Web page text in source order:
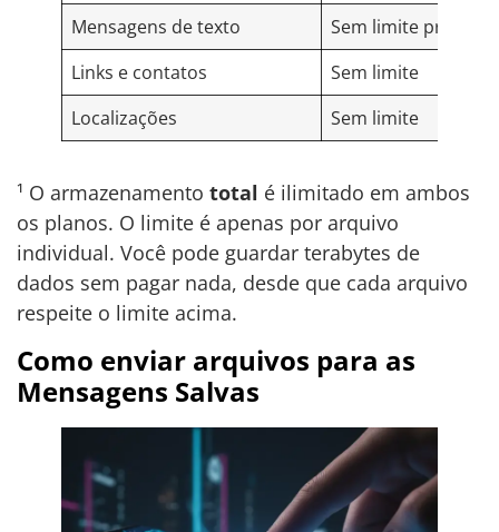
Mensagens de texto
Sem limite prático
Links e contatos
Sem limite
Localizações
Sem limite
¹ O armazenamento total é ilimitado em ambos
os planos. O limite é apenas por arquivo
individual. Você pode guardar terabytes de
dados sem pagar nada, desde que cada arquivo
respeite o limite acima.
Como enviar arquivos para as
Mensagens Salvas